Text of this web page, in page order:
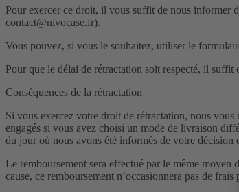
Pour exercer ce droit, il vous suffit de nous informer
contact@nivocase.fr).
Vous pouvez, si vous le souhaitez, utiliser le
Pour que le délai de rétractation soit respecté, il
Conséquences de la rétractation
Si vous exercez votre droit de rétractation, nous
engagés si vous avez choisi un mode de livraison
du jour où nous avons été informés de votre décision
Le remboursement sera effectué par le même
cause, ce remboursement n’occasionnera pas de frais